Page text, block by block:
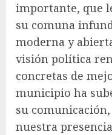
importante, que
su comuna
moderna y
visión política
concretas de
municipio ha
su
nuestra